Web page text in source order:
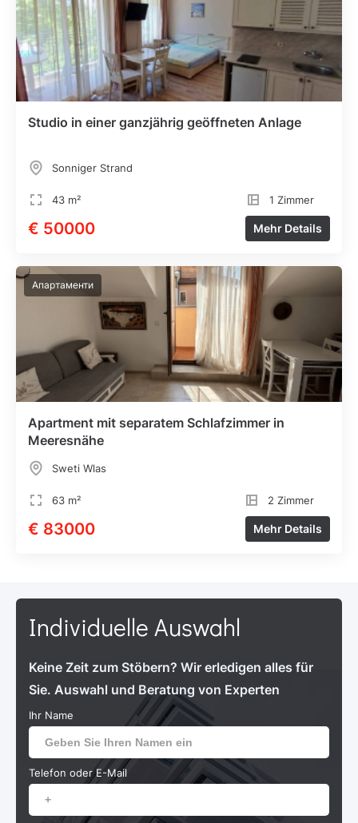
Studio in einer ganzjährig geöffneten Anlage
Sonniger Strand
43 m² 1 Zimmer
€ 50000 Mehr Details
Апартаменти
Apartment mit separatem Schlafzimmer in
Meeresnähe
Sweti Wlas
63 m² 2 Zimmer
€ 83000 Mehr Details
Individuelle Auswahl
Keine Zeit zum Stöbern? Wir erledigen alles für
Sie. Auswahl und Beratung von Experten
Ihr Name
Telefon oder E-Mail